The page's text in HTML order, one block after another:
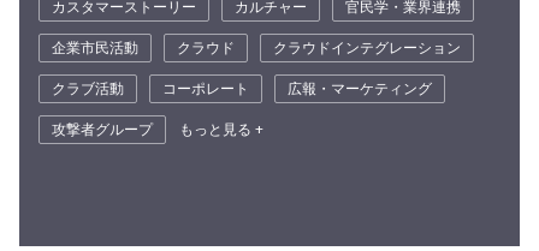
カスタマーストーリー
カルチャー
官民学・業界連携
企業市民活動
クラウド
クラウドインテグレーション
クラブ活動
コーポレート
広報・マーケティング
攻撃者グループ
もっと見る +